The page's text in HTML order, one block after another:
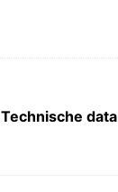
Technische data